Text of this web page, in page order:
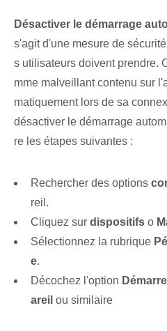
Désactiver le démarrage
s'agit d'une mesure de
s utilisateurs doivent prendre.
mme malveillant contenu sur
matiquement lors de sa
désactiver le démarrage
re les étapes suivantes :
Rechercher des options
reil.
Cliquez sur dispositifs o
Sélectionnez la rubrique
e.
Décochez l'option
areil ou similaire